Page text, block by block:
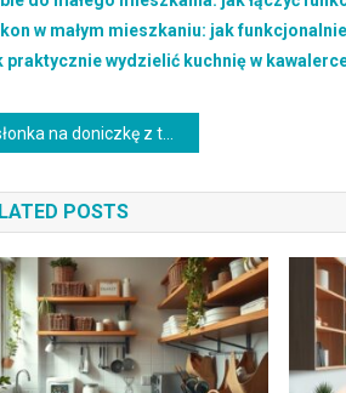
w małym mieszkaniu: jak
praktycznie wydzielić kuchnię w
doniczkę z tkaniny DIY: jak uszyć praktyczną i efektowną dekorację krok po kroku
POSTS